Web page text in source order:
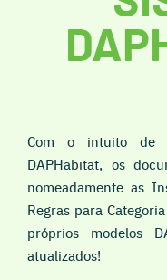
Com o intuito de
DAPHabitat, os
nomeadamente as
Regras para
próprios modelos
atualizados!